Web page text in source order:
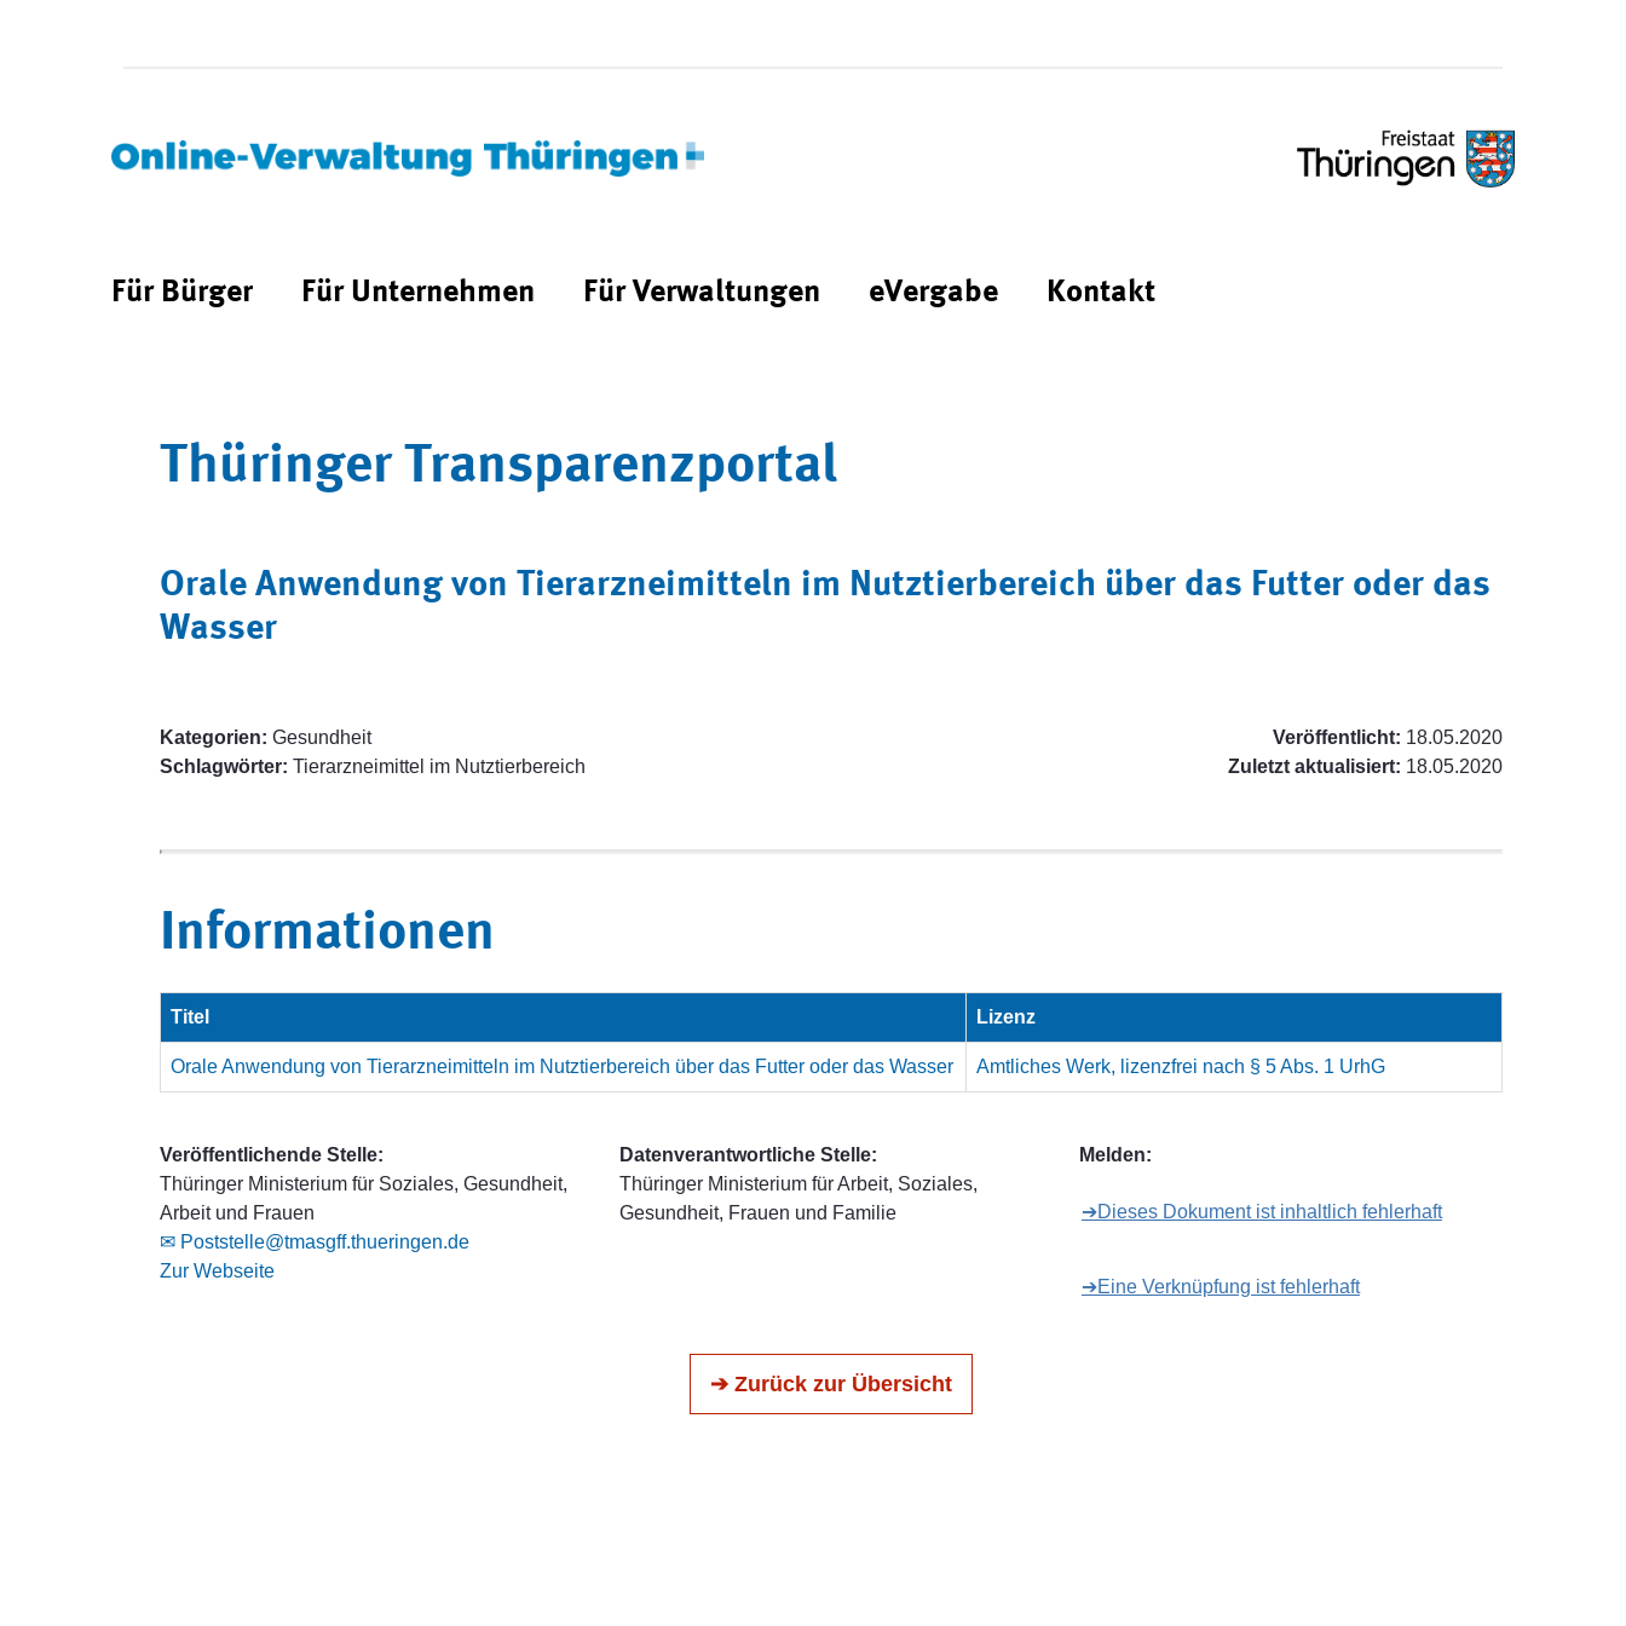
Für Bürger Für Unternehmen Für Verwaltungen eVergabe Kontakt
Thüringer Transparenzportal
Orale Anwendung von Tierarzneimitteln im Nutztierbereich über das Futter oder das
Wasser
Kategorien: Gesundheit
Schlagwörter: Tierarzneimittel im Nutztierbereich
Veröffentlicht: 18.05.2020
Zuletzt aktualisiert: 18.05.2020
Informationen
Titel Lizenz
Orale Anwendung von Tierarzneimitteln im Nutztierbereich über das Futter oder das Wasser Amtliches Werk, lizenzfrei nach § 5 Abs. 1 UrhG
Veröffentlichende Stelle:
Thüringer Ministerium für Soziales, Gesundheit,
Arbeit und Frauen
✉ Poststelle@tmasgff.thueringen.de
Zur Webseite
Datenverantwortliche Stelle:
Thüringer Ministerium für Arbeit, Soziales,
Gesundheit, Frauen und Familie
Melden:
➔Dieses Dokument ist inhaltlich fehlerhaft
➔Eine Verknüpfung ist fehlerhaft
➔ Zurück zur Übersicht